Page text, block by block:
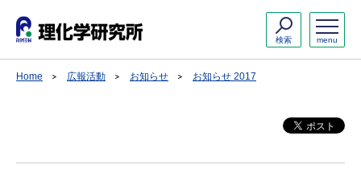
menu
検索
Home 広報活動 お知らせ お知らせ 2017